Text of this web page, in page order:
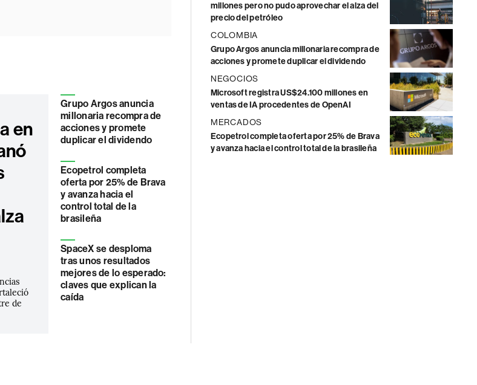
en
de
Grupo Argos anuncia
millonaria recompra de
acciones y promete
duplicar el dividendo
Ecopetrol completa
oferta por 25% de Brava
y avanza hacia el
control total de la
brasileña
SpaceX se desploma
tras unos resultados
mejores de lo esperado:
claves que explican la
caída
millones pero no pudo aprovechar el alza del
precio del petróleo
COLOMBIA
Grupo Argos anuncia millonaria recompra de
acciones y promete duplicar el dividendo
NEGOCIOS
Microsoft registra US$24.100 millones en
ventas de IA procedentes de OpenAI
MERCADOS
Ecopetrol completa oferta por 25% de Brava
y avanza hacia el control total de la brasileña